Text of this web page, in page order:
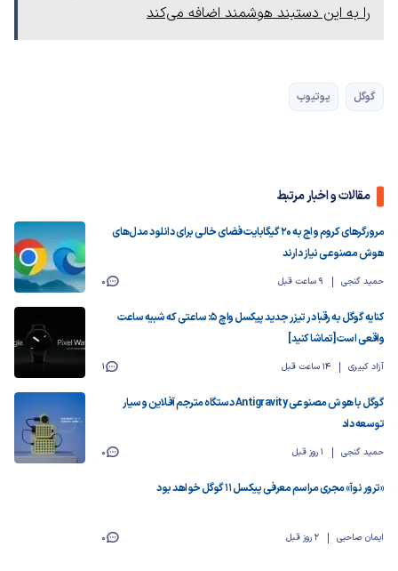
را به این دستبند هوشمند اضافه می‌کند
گوگل یوتیوب
مقالات و اخبار مرتبط
مرورگرهای کروم و اج به ۲۰ گیگابایت فضای خالی برای دانلود مدل‌های
هوش مصنوعی نیاز دارند
حمید گنجی 9 ساعت قبل 0
کنایه گوگل به رقبا در تیزر جدید پیکسل واچ ۵: ساعتی که شبیه ساعت
واقعی است [تماشا کنید]
آزاد کبیری 14 ساعت قبل 1
گوگل با هوش مصنوعی Antigravity دستگاه مترجم آفلاین و سیار
توسعه داد
حمید گنجی 1 روز قبل 0
«ترور نوآ» مجری مراسم معرفی پیکسل ۱۱ گوگل خواهد بود
ایمان صاحبی 2 روز قبل 0